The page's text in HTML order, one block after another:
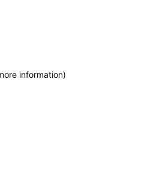
information)